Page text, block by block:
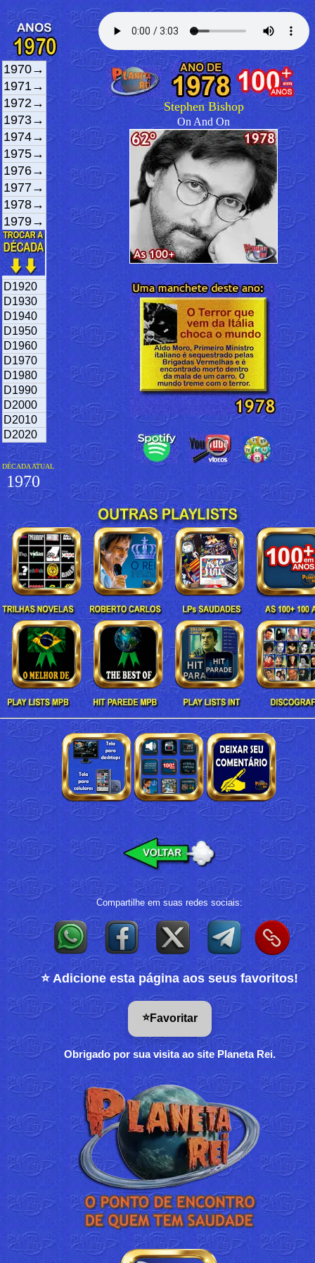
1970→
1971→
1972→
1973→
1974→
1975→
1976→
1977→
1978→
1979→
D1920
D1930
D1940
D1950
D1960
D1970
D1980
D1990
D2000
D2010
D2020
DÉCADA ATUAL
1970
Stephen Bishop
On And On
Compartilhe em suas redes sociais:
⭐ Adicione esta página aos seus favoritos!
⭐Favoritar
Obrigado por sua visita ao site Planeta Rei.